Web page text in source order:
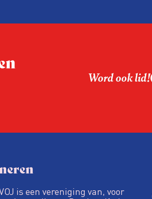
Word ook lid!
is een vereniging van, voor